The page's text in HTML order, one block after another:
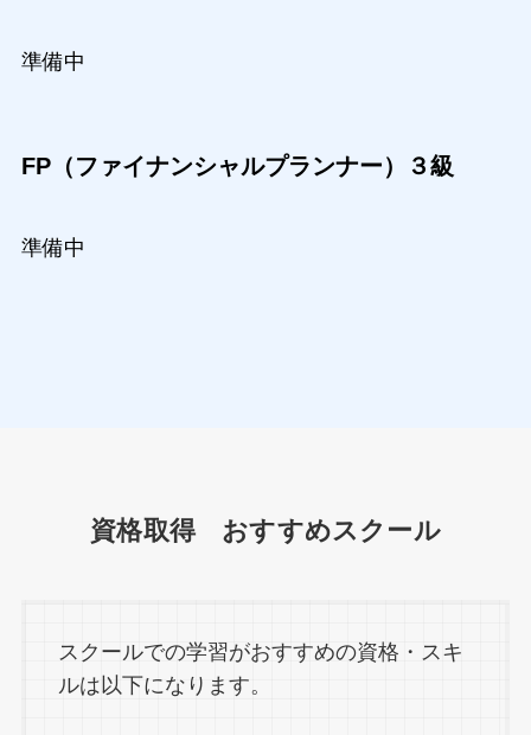
準備中
FP（ファイナンシャルプランナー）３級
準備中
資格取得 おすすめスクール
スクールでの学習がおすすめの資格・スキ
ルは以下になります。